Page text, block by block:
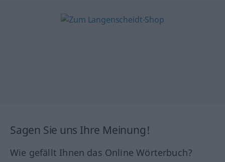
Sagen Sie uns Ihre Meinung!
Wie gefällt Ihnen das Online Wörterbuch?